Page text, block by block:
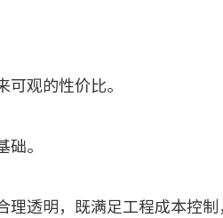
观的性价比。
。
透明，既满足工程成本控制